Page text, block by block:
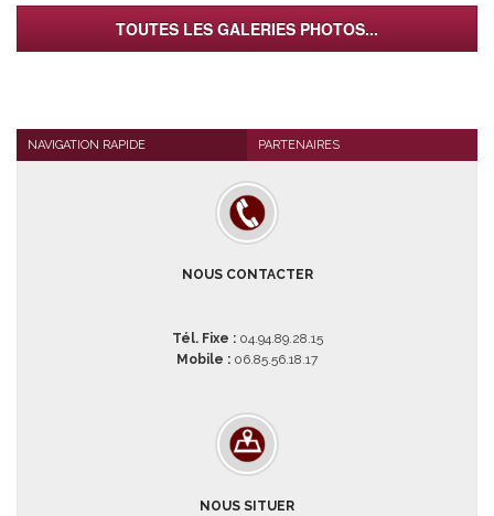
TOUTES LES GALERIES PHOTOS...
NAVIGATION RAPIDE PARTENAIRES
NOUS CONTACTER
Tél. Fixe : 04.94.89.28.15
Mobile : 06.85.56.18.17
NOUS SITUER